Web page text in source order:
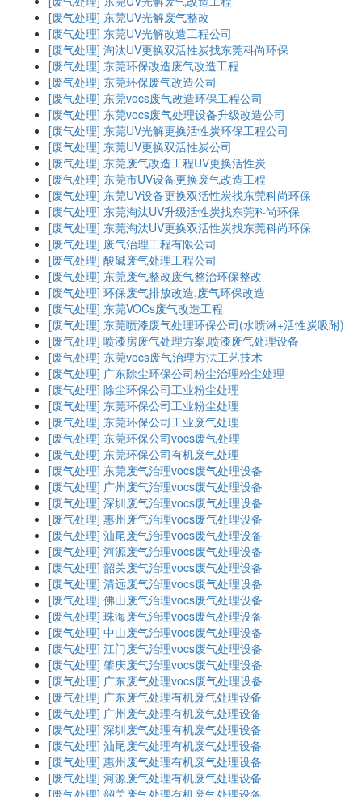
[废气处理] 东莞UV光解废气整改
[废气处理] 东莞UV光解改造工程公司
[废气处理] 淘汰UV更换双活性炭找东莞科尚环保
[废气处理] 东莞环保改造废气改造工程
[废气处理] 东莞环保废气改造公司
[废气处理] 东莞vocs废气改造环保工程公司
[废气处理] 东莞vocs废气处理设备升级改造公司
[废气处理] 东莞UV光解更换活性炭环保工程公司
[废气处理] 东莞UV更换双活性炭公司
[废气处理] 东莞废气改造工程UV更换活性炭
[废气处理] 东莞市UV设备更换废气改造工程
[废气处理] 东莞UV设备更换双活性炭找东莞科尚环保
[废气处理] 东莞淘汰UV升级活性炭找东莞科尚环保
[废气处理] 东莞淘汰UV更换双活性炭找东莞科尚环保
[废气处理] 废气治理工程有限公司
[废气处理] 酸碱废气处理工程公司
[废气处理] 东莞废气整改废气整治环保整改
[废气处理] 环保废气排放改造,废气环保改造
[废气处理] 东莞VOCs废气改造工程
[废气处理] 东莞喷漆废气处理环保公司(水喷淋+活性炭吸附)
[废气处理] 喷漆房废气处理方案,喷漆废气处理设备
[废气处理] 东莞vocs废气治理方法工艺技术
[废气处理] 广东除尘环保公司粉尘治理粉尘处理
[废气处理] 除尘环保公司工业粉尘处理
[废气处理] 东莞环保公司工业粉尘处理
[废气处理] 东莞环保公司工业废气处理
[废气处理] 东莞环保公司vocs废气处理
[废气处理] 东莞环保公司有机废气处理
[废气处理] 东莞废气治理vocs废气处理设备
[废气处理] 广州废气治理vocs废气处理设备
[废气处理] 深圳废气治理vocs废气处理设备
[废气处理] 惠州废气治理vocs废气处理设备
[废气处理] 汕尾废气治理vocs废气处理设备
[废气处理] 河源废气治理vocs废气处理设备
[废气处理] 韶关废气治理vocs废气处理设备
[废气处理] 清远废气治理vocs废气处理设备
[废气处理] 佛山废气治理vocs废气处理设备
[废气处理] 珠海废气治理vocs废气处理设备
[废气处理] 中山废气治理vocs废气处理设备
[废气处理] 江门废气治理vocs废气处理设备
[废气处理] 肇庆废气治理vocs废气处理设备
[废气处理] 广东废气处理vocs废气处理设备
[废气处理] 广东废气处理有机废气处理设备
[废气处理] 广州废气处理有机废气处理设备
[废气处理] 深圳废气处理有机废气处理设备
[废气处理] 汕尾废气处理有机废气处理设备
[废气处理] 惠州废气处理有机废气处理设备
[废气处理] 河源废气处理有机废气处理设备
[废气处理] 韶关废气处理有机废气处理设备